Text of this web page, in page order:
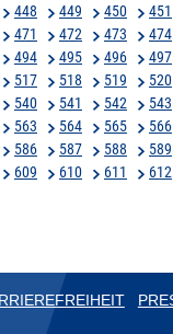
448 449 450 451
471 472 473 474
494 495 496 497
517 518 519 520
540 541 542 543
563 564 565 566
586 587 588 589
609 610 611 612